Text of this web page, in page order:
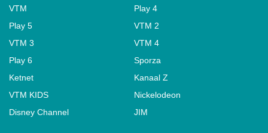
VTM
Play 4
Play 5
VTM 2
VTM 3
VTM 4
Play 6
Sporza
Ketnet
Kanaal Z
VTM KIDS
Nickelodeon
Disney Channel
JIM